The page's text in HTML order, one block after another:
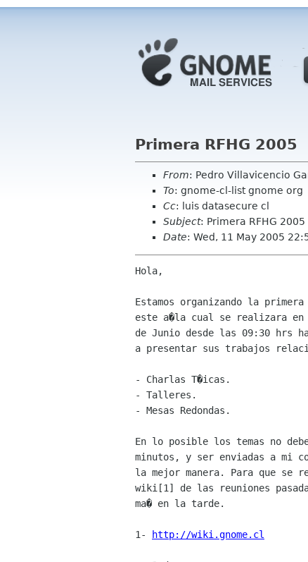
Primera RFHG 2005
From: Pedro Villavicencio
To: gnome-cl-list gnome org
Cc: luis datasecure cl
Subject: Primera RFHG 2005
Date: Wed, 11 May 2005
Hola,
Estamos organizando la primera
este a�la cual se realizara en
de Junio desde las 09:30 hrs
a presentar sus trabajos
- Charlas T�icas.
- Talleres.
- Mesas Redondas.
En lo posible los temas no
minutos, y ser enviadas a mi
la mejor manera. Para que se
wiki[1] de las reuniones
ma� en la tarde.
1- http://wiki.gnome.cl